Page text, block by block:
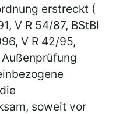
erstreckt (
V R 54/87, BStBl
V R 42/95,
soweit vor